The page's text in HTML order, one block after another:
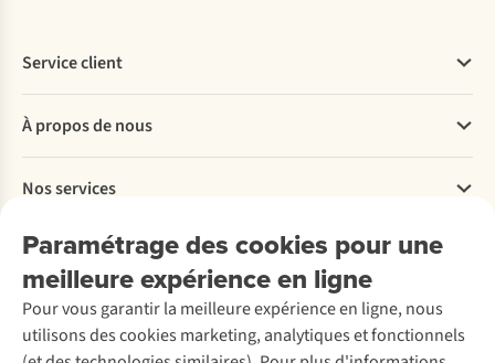
Paramétrage des cookies pour une
meilleure expérience en ligne
Pour vous garantir la meilleure expérience en ligne, nous
utilisons des cookies marketing, analytiques et fonctionnels
Service client
Commander
Payer
Livraison
Rétractation d'une commande
Entretien & réparations
Garantie
Contactez-nous
À propos de nous
Explore More
À propos d’Ayacucho
Nos magasins
À propos d’A.S.Adventure
Déclaration d'accessibilité
Nos services
Location / Location sports d’hiver
Seconde-main
Entretien de ski
Service de lavage
Entretien de chaussures
Découvrez
Explore Camp
Gear Check